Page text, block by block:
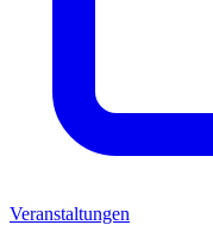
Veranstaltungen